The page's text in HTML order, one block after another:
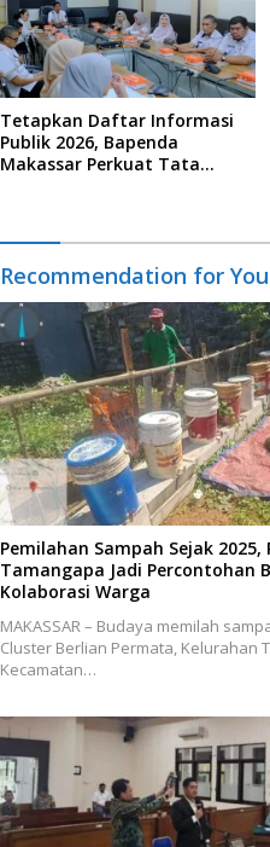
Tetapkan Daftar Informasi
Publik 2026, Bapenda
Makassar Perkuat Tata
Recommendation for You
Pemilahan Sampah Sejak 2025,
Tamangapa Jadi Percontohan
Kolaborasi Warga
MAKASSAR – Budaya memilah
Cluster Berlian Permata, Kelurahan
Kecamatan…